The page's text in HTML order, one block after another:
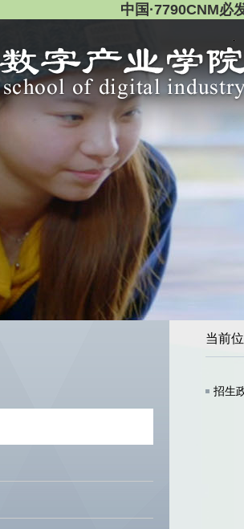
中国·7790CNM必
当前
招生